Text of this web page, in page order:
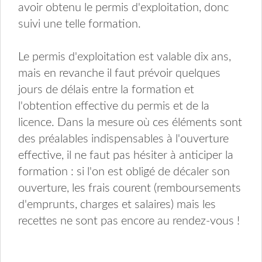
avoir obtenu le permis d'exploitation, donc
suivi une telle formation.
Le permis d'exploitation est valable dix ans,
mais en revanche il faut prévoir quelques
jours de délais entre la formation et
l'obtention effective du permis et de la
licence. Dans la mesure où ces éléments sont
des préalables indispensables à l'ouverture
effective, il ne faut pas hésiter à anticiper la
formation : si l'on est obligé de décaler son
ouverture, les frais courent (remboursements
d'emprunts, charges et salaires) mais les
recettes ne sont pas encore au rendez-vous !